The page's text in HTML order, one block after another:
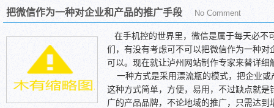
无疑问可以解决上述问题。同时按照一个
访问者更具体的了解他所想要的东西,这添
了访问者的实用,提高用户体验度。
站内搜索也不是合用于一切的网站,内容
必要的。我们要做的是先让用户经过网际
所需的内容,那么用户就很有能够转化为真
时代。
消息，由泸州金网制作的网站中，酒业网
发有新的产品，在产品更新时，及时把产
品、对产品作出评价，这是网站的一大优势
3、宣传效果好，除了网站每天24小时面向
中国，网络宣传的对象通常是20~35岁、有
是社会的中坚，未来一、二十年仍将是社会
4、网站建设的费用之低，一定超出您的想
只需要几千元左右，而几千元可能只是在
把微信作为一种对企业和产品的推广手段 No Comment
在手机控的世界里，微信是属于每天必不
们，有没有考虑可不可以把微信作为一种
可以。现在就让泸州网站制作专家来替详细
一种方式是采用漂流瓶的模式，把企业或
这种方式简单，方便，易用，不过缺点就
广的产品品牌，不论地域的推广，只需达